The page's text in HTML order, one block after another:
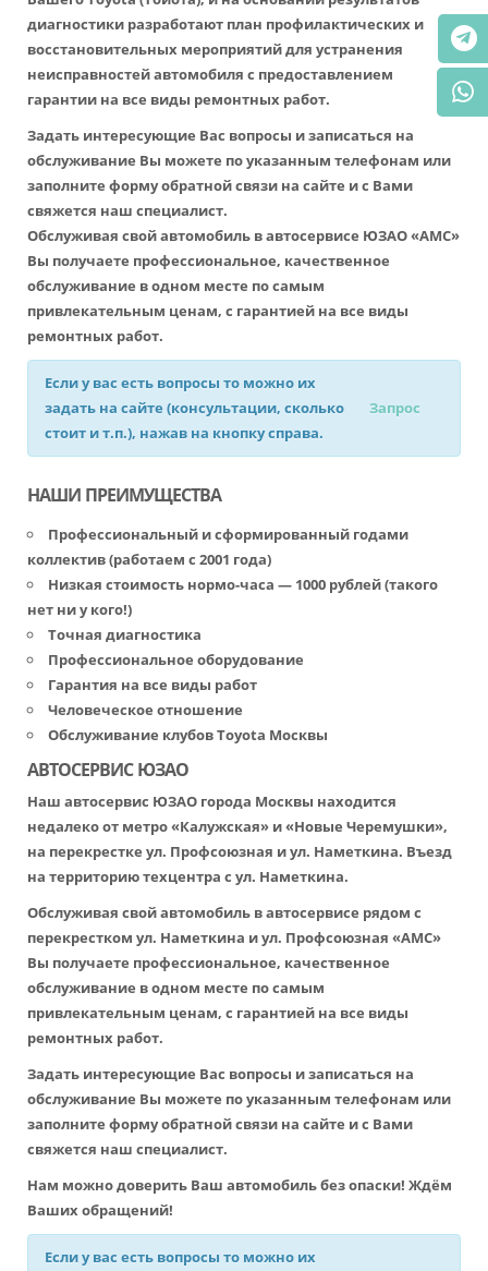
диагностики разработают план профилактических и
восстановительных мероприятий для устранения
неисправностей автомобиля с предоставлением
гарантии на все виды ремонтных работ.
Задать интересующие Вас вопросы и записаться на
обслуживание Вы можете по указанным телефонам или
заполните форму обратной связи на сайте и с Вами
свяжется наш специалист.
Обслуживая свой автомобиль в автосервисе ЮЗАО «АМС»
Вы получаете профессиональное, качественное
обслуживание в одном месте по самым
привлекательным ценам, с гарантией на все виды
ремонтных работ.
Если у вас есть вопросы то можно их
задать на сайте (консультации, сколько
стоит и т.п.), нажав на кнопку справа.
Запрос
НАШИ ПРЕИМУЩЕСТВА
Профессиональный и сформированный годами
коллектив (работаем с 2001 года)
Низкая стоимость нормо-часа — 1000 рублей (такого
нет ни у кого!)
Точная диагностика
Профессиональное оборудование
Гарантия на все виды работ
Человеческое отношение
Обслуживание клубов Toyota Москвы
АВТОСЕРВИС ЮЗАО
Наш автосервис ЮЗАО города Москвы находится
недалеко от метро «Калужская» и «Новые Черемушки»,
на перекрестке ул. Профсоюзная и ул. Наметкина. Въезд
на территорию техцентра с ул. Наметкина.
Обслуживая свой автомобиль в автосервисе рядом с
перекрестком ул. Наметкина и ул. Профсоюзная «АМС»
Вы получаете профессиональное, качественное
обслуживание в одном месте по самым
привлекательным ценам, с гарантией на все виды
ремонтных работ.
Задать интересующие Вас вопросы и записаться на
обслуживание Вы можете по указанным телефонам или
заполните форму обратной связи на сайте и с Вами
свяжется наш специалист.
Нам можно доверить Ваш автомобиль без опаски! Ждём
Ваших обращений!
Если у вас есть вопросы то можно их